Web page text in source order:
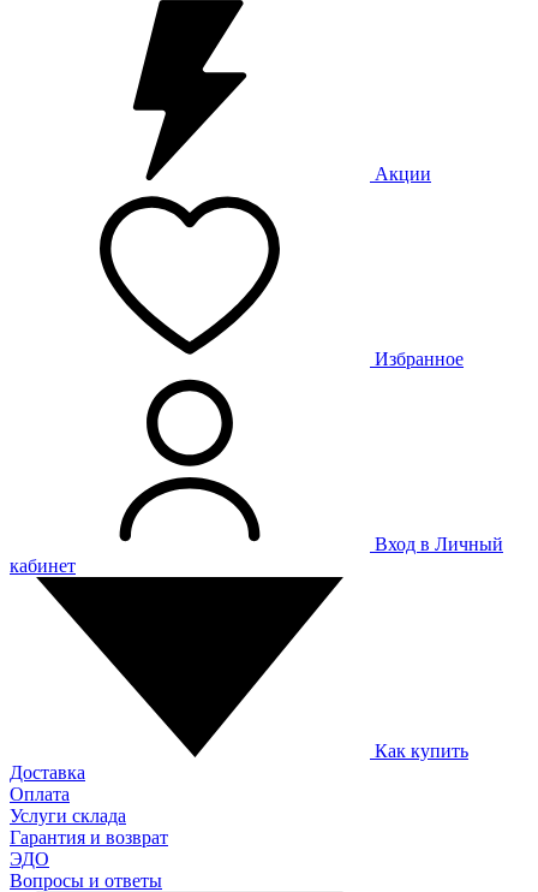
Акции
Избранное
Вход в Личный
кабинет
Как купить
Доставка
Оплата
Услуги склада
Гарантия и возврат
ЭДО
Вопросы и ответы